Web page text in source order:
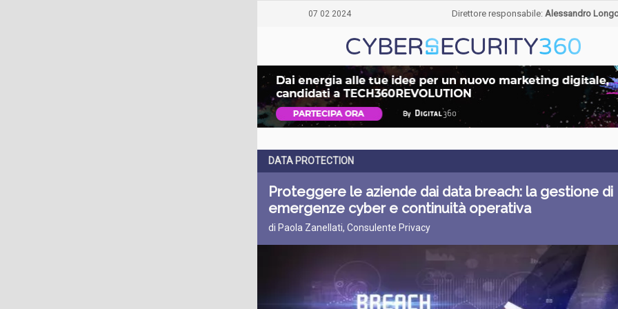
07 02 2024 Direttore responsabile: Alessandro
DATA PROTECTION
Proteggere le aziende dai data breach: la gestione di
emergenze cyber e continuità operativa
di Paola Zanellati, Consulente Privacy